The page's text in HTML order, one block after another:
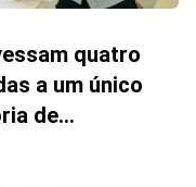
quatro
a um único
de...